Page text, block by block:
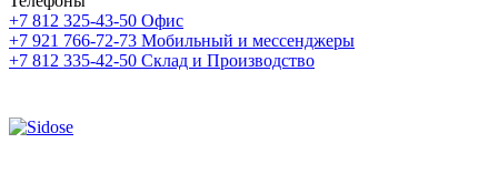
+7 812 325-43-50 Офис
+7 921 766-72-73 Мобильный и мессенджеры
+7 812 335-42-50 Склад и Производство